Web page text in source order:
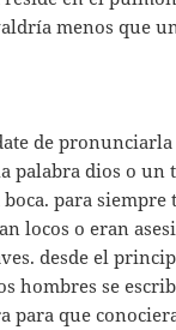
menos que
de pronunciarla
palabra dios o un
para siempre
locos o eran
desde el
hombres se
para que